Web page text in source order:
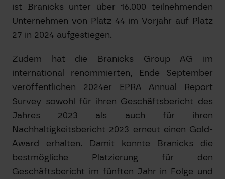
ist Branicks unter über 16.000 teilnehmenden
Unternehmen von Platz 44 im Vorjahr auf Platz
27 in 2024 aufgestiegen.
Zudem hat die Branicks Group AG im
international renommierten, Ende September
veröffentlichen 2024er EPRA Annual Report
Survey sowohl für ihren Geschäftsbericht des
Jahres 2023 als auch für ihren
Nachhaltigkeitsbericht 2023 erneut einen Gold-
Award erhalten. Damit konnte Branicks die
bestmögliche Platzierung für den
Geschäftsbericht im fünften Jahr in Folge und